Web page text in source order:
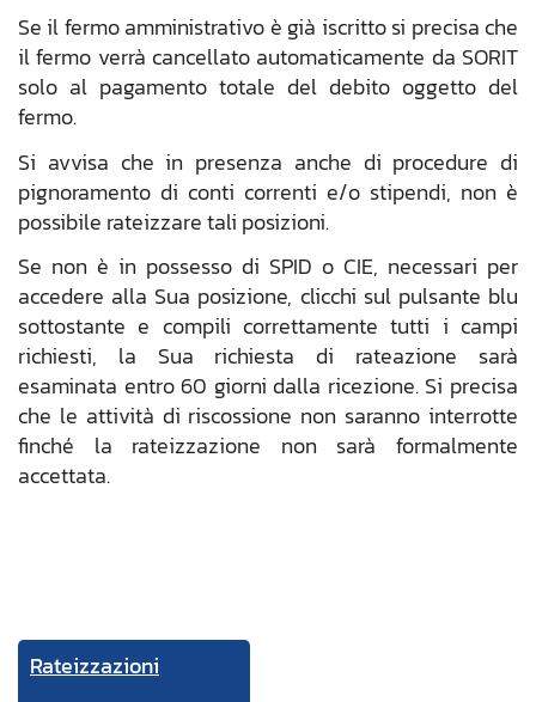
Se il fermo amministrativo è già iscritto si precisa che
il fermo verrà cancellato automaticamente da SORIT
solo al pagamento totale del debito oggetto del
fermo.
Si avvisa che in presenza anche di procedure di
pignoramento di conti correnti e/o stipendi, non è
possibile rateizzare tali posizioni.
Se non è in possesso di SPID o CIE, necessari per
accedere alla Sua posizione, clicchi sul pulsante blu
sottostante e compili correttamente tutti i campi
richiesti, la Sua richiesta di rateazione sarà
esaminata entro 60 giorni dalla ricezione. Si precisa
che le attività di riscossione non saranno interrotte
finché la rateizzazione non sarà formalmente
accettata.
Rateizzazioni